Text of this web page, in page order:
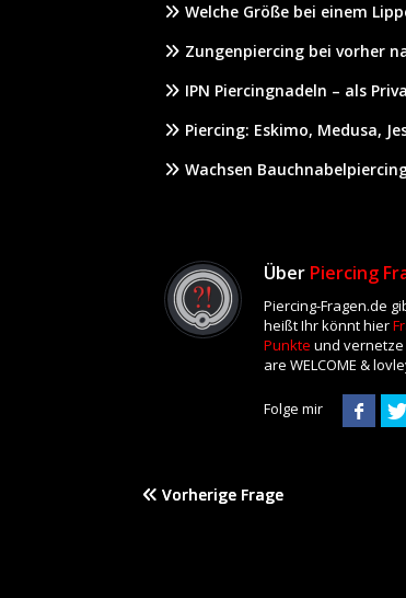
Welche Größe bei einem
Zungenpiercing bei vorher
IPN Piercingnadeln – als
Piercing: Eskimo, Medusa,
Wachsen
Über Piercing
Piercing-Fragen.de
heißt Ihr könnt hier
Punkte und
are WELCOME &
Folge mir
Vorherige Frage